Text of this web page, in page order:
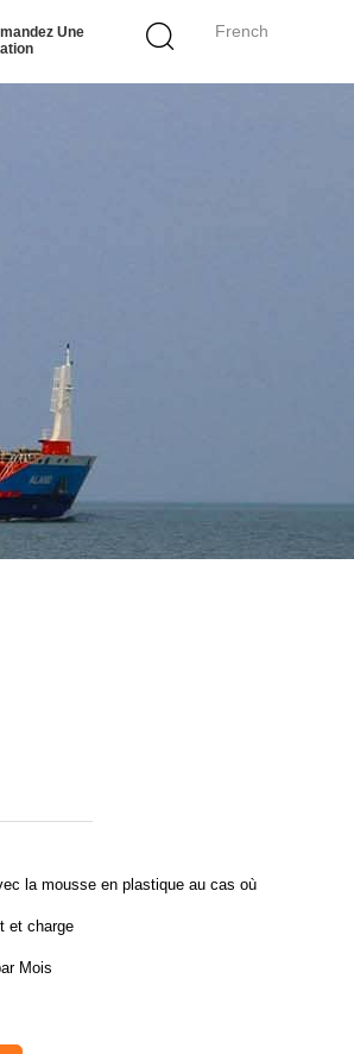
French
Une
la mousse en plastique au cas où
et charge
30 ensembles/ensembles par Mois